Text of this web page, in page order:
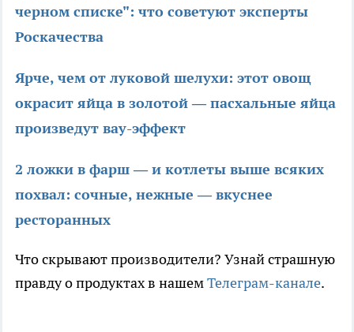
черном списке": что советуют эксперты
Роскачества
Ярче, чем от луковой шелухи: этот овощ
окрасит яйца в золотой — пасхальные яйца
произведут вау-эффект
2 ложки в фарш — и котлеты выше всяких
похвал: сочные, нежные — вкуснее
ресторанных
Что скрывают производители? Узнай страшную
правду о продуктах в нашемТелеграм-канале.